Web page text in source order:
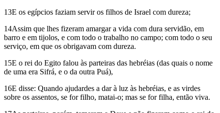
13E os egípcios faziam servir os filhos de Israel com dureza;
14Assim que lhes fizeram amargar a vida com dura servidão, em
barro e em tijolos, e com todo o trabalho no campo; com todo o seu
serviço, em que os obrigavam com dureza.
15E o rei do Egito falou às parteiras das hebréias (das quais o nome
de uma era Sifrá, e o da outra Puá),
16E disse: Quando ajudardes a dar à luz às hebréias, e as virdes
sobre os assentos, se for filho, matai-o; mas se for filha, então viva.